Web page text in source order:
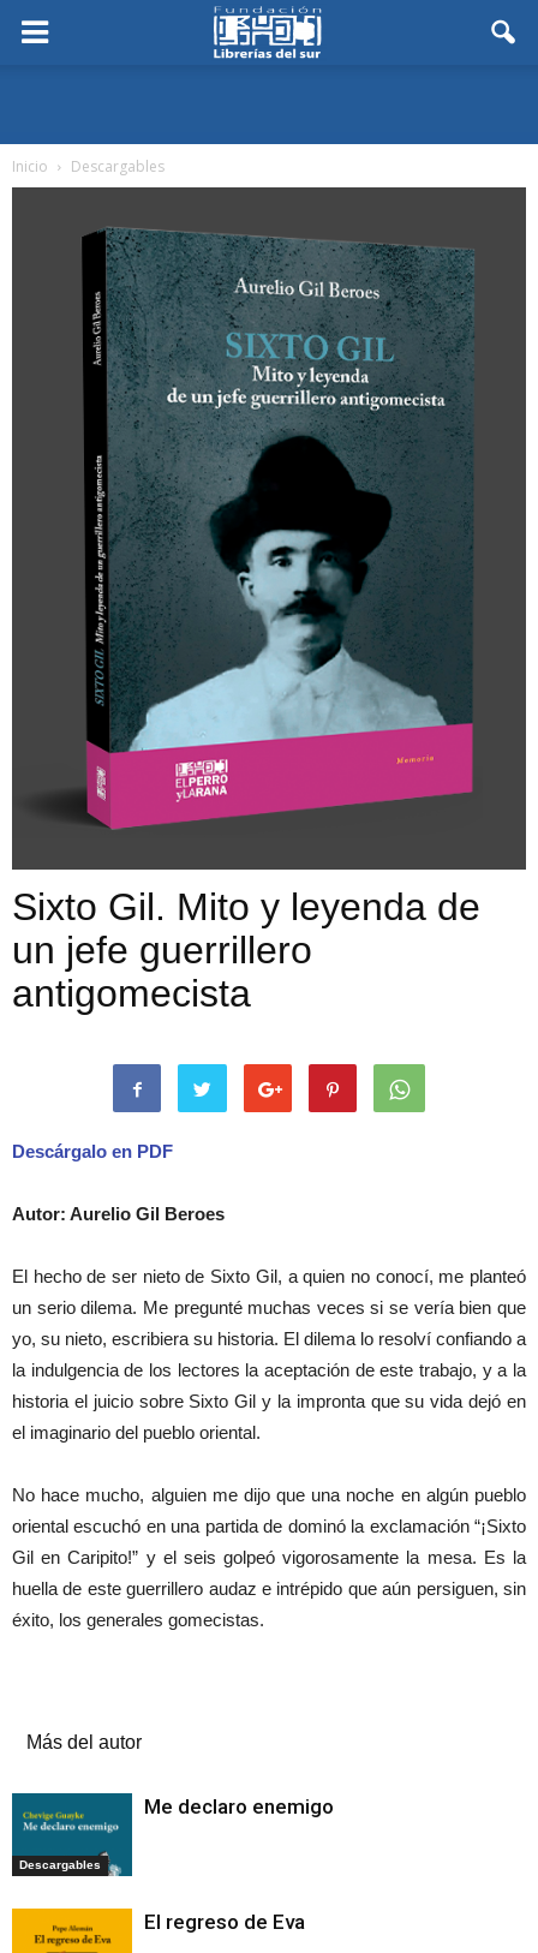
Inicio Descargables
Sixto Gil. Mito y leyenda de
un jefe guerrillero
antigomecista
Descárgalo en PDF
Autor: Aurelio Gil Beroes
El hecho de ser nieto de Sixto Gil, a quien no conocí, me planteó
un serio dilema. Me pregunté muchas veces si se vería bien que
yo, su nieto, escribiera su historia. El dilema lo resolví confiando a
la indulgencia de los lectores la aceptación de este trabajo, y a la
historia el juicio sobre Sixto Gil y la impronta que su vida dejó en
el imaginario del pueblo oriental.
No hace mucho, alguien me dijo que una noche en algún pueblo
oriental escuchó en una partida de dominó la exclamación “¡Sixto
Gil en Caripito!” y el seis golpeó vigorosamente la mesa. Es la
huella de este guerrillero audaz e intrépido que aún persiguen, sin
éxito, los generales gomecistas.
Más del autor
Descargables
Me declaro enemigo
El regreso de Eva